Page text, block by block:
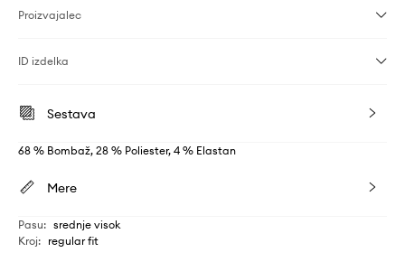
Proizvajalec
ID izdelka
Sestava
68 % Bombaž, 28 % Poliester, 4 % Elastan
Mere
Pasu: srednje visok
Kroj: regular fit